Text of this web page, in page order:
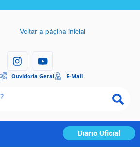
Ouvidoria Geral E-Mail
Diário Oficial